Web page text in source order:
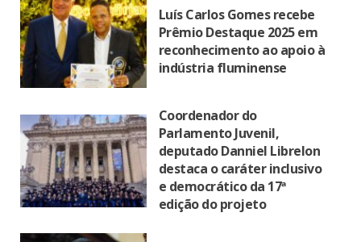
Luís Carlos Gomes recebe
Prêmio Destaque 2025 em
reconhecimento ao apoio à
indústria fluminense
Coordenador do
Parlamento Juvenil,
deputado Danniel Librelon
destaca o caráter inclusivo
e democrático da 17ª
edição do projeto